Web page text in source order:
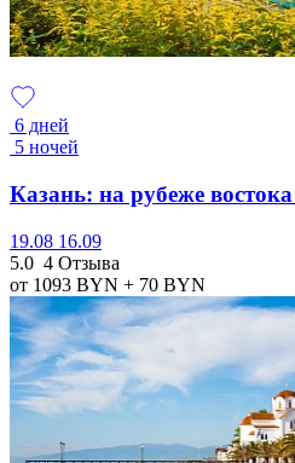
6 дней
5 ночей
Казань: на рубеже
19.08 16.09
5.0 4 Отзыва
от 1093 BYN + 70 BYN